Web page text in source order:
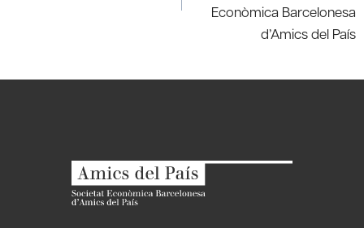
Econòmica Barcelonesa
d’Amics del País